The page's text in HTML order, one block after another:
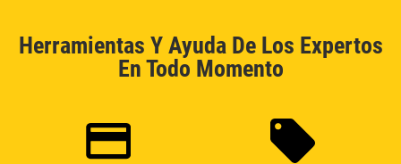
Herramientas Y Ayuda De Los Expertos
En Todo Momento